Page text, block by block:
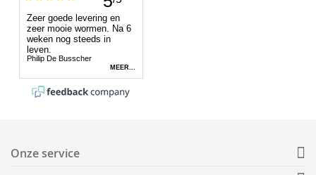
Onze service